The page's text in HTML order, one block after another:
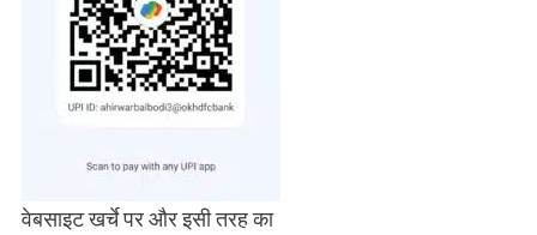
वेबसाइट खर्चे पर और इसी तरह का